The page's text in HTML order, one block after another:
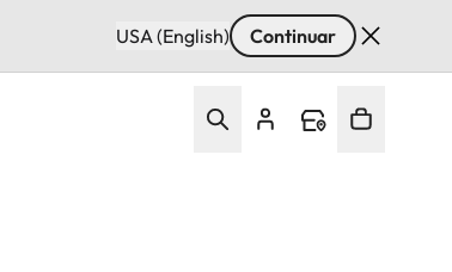
USA (English) Continuar